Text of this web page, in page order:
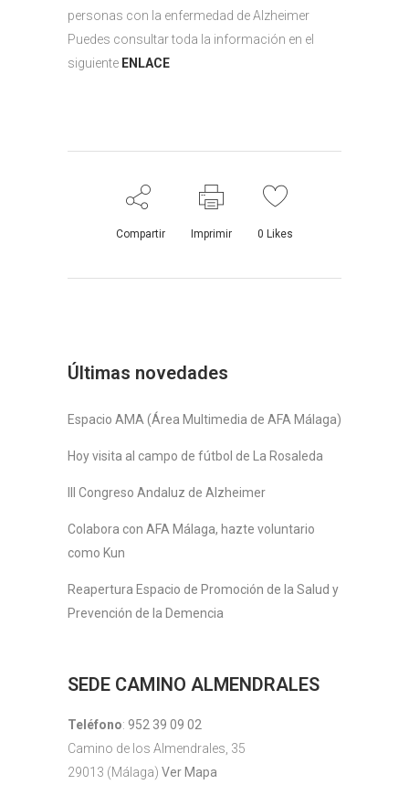
personas con la enfermedad de Alzheimer
Puedes consultar toda la información en el
siguiente ENLACE
Compartir Imprimir 0 Likes
Últimas novedades
Espacio AMA (Área Multimedia de AFA Málaga)
Hoy visita al campo de fútbol de La Rosaleda
III Congreso Andaluz de Alzheimer
Colabora con AFA Málaga, hazte voluntario
como Kun
Reapertura Espacio de Promoción de la Salud y
Prevención de la Demencia
SEDE CAMINO ALMENDRALES
Teléfono: 952 39 09 02
Camino de los Almendrales, 35
29013 (Málaga) Ver Mapa